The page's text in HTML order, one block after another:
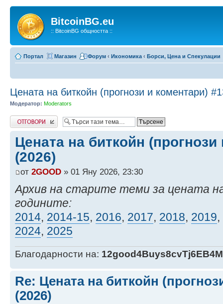
BitcoinBG.eu
:: BitcoinBG общността ::
Портал Магазин Форум ‹ Икономика ‹ Борси, Цена и Спекулации
Цената на биткойн (прогнози и коментари)
Модератор: Moderators
Напиши коментар
Цената на биткойн
(2026)
от 2GOOD » 01 Яну 2026, 23:30
Архив на старите теми за цената
годините:
2014, 2014-15, 2016, 2017, 2018, 2019,
2024, 2025
Благодарности на:
Re: Цената на биткойн
(2026)